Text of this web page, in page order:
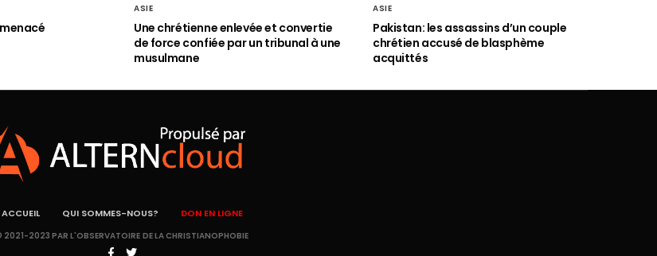
ASIE
Une chrétienne enlevée et convertie
de force confiée par un tribunal à une
musulmane
ASIE
Pakistan: les assassins d’un couple
chrétien accusé de blasphème
acquittés
ACCUEIL QUI SOMMES-NOUS? DON EN LIGNE
2021-2023 PAR L'OBSERVATOIRE DE LA CHRISTIANOPHOBIE